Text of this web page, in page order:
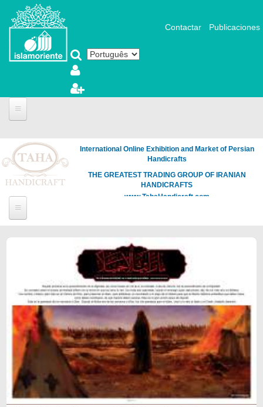
Pular para o conteúdo principal
Contactar Publicaciones
International Online Exhibition and Market of Persian
Handicrafts
THE GREATEST TRADING GROUP OF IRANIAN
HANDICRAFTS
www.TahaHandicraft.com